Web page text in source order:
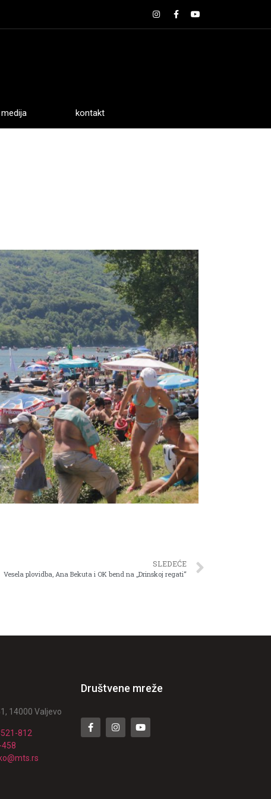
medija kontakt
SLEDEĆE
Vesela plovidba, Ana Bekuta i OK bend na „Drinskoj regati“
14000 Valjevo
812
Društvene mreže